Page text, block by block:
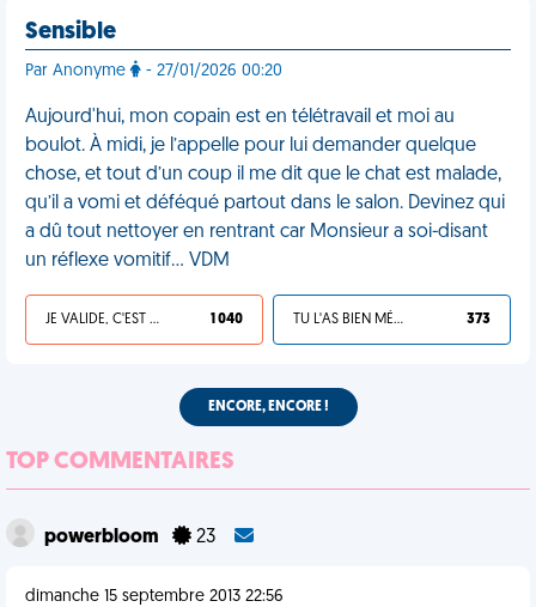
Sensible
Par Anonyme - 27/01/2026 00:20
Aujourd'hui, mon copain est en télétravail et moi au
boulot. À midi, je l’appelle pour lui demander quelque
chose, et tout d’un coup il me dit que le chat est malade,
qu’il a vomi et déféqué partout dans le salon. Devinez qui
a dû tout nettoyer en rentrant car Monsieur a soi-disant
un réflexe vomitif… VDM
JE VALIDE, C'EST UNE VDM 1 040 TU L'AS BIEN MÉRITÉ 373
ENCORE, ENCORE !
TOP COMMENTAIRES
powerbloom 23
dimanche 15 septembre 2013 22:56